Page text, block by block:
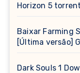
Horizon 5
Baixar Farming
[Última versão]
Dark Souls 1